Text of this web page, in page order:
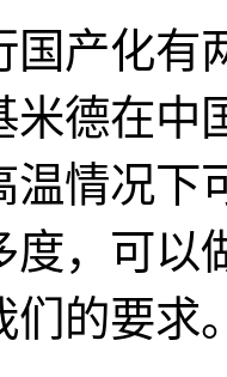
产化有
米德在中
温情况
度，可以
们的要求